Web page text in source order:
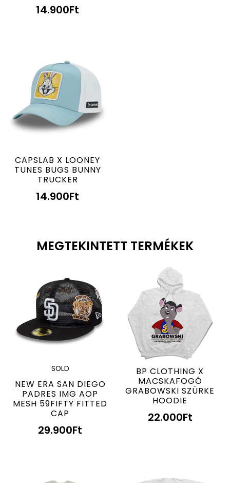
14.900Ft
CAPSLAB X LOONEY
TUNES BUGS BUNNY
TRUCKER
14.900Ft
MEGTEKINTETT TERMÉKEK
SOLD
NEW ERA SAN DIEGO
PADRES IMG AOP
MESH 59FIFTY FITTED
CAP
29.900Ft
BP CLOTHING X
MACSKAFOGÓ
GRABOWSKI SZÜRKE
HOODIE
22.000Ft